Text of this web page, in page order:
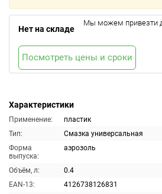
Характеристики
Применение:
пластик
Тип:
Смазка универсальная
Форма
выпуска:
аэрозоль
Объём, л:
0.4
EAN-13:
4126738126831
Нет на складе
Мы можем привезти
Посмотреть цены и сроки